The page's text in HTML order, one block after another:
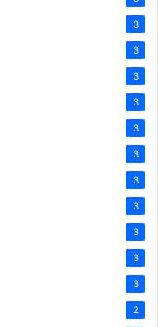
3
3
3
3
3
3
3
3
3
3
3
2